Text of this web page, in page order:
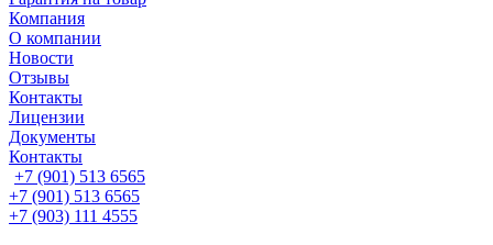
Компания
О компании
Новости
Отзывы
Контакты
Лицензии
Документы
Контакты
+7 (901) 513 6565
+7 (901) 513 6565
+7 (903) 111 4555